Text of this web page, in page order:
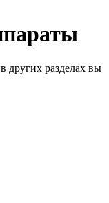
других разделах вы